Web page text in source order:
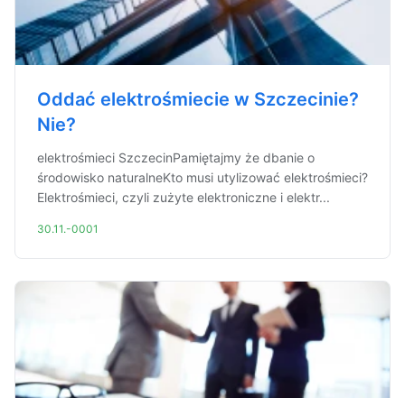
Oddać elektrośmiecie w Szczecinie?
Nie?
elektrośmieci SzczecinPamiętajmy że dbanie o
środowisko naturalneKto musi utylizować elektrośmieci?
Elektrośmieci, czyli zużyte elektroniczne i elektr...
30.11.-0001